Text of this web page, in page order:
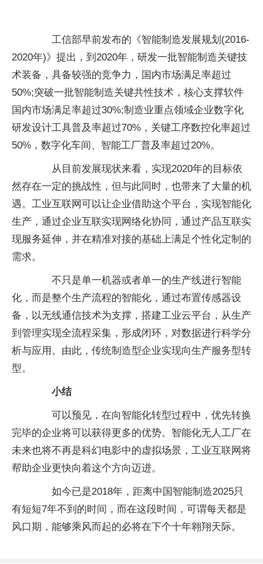
工信部早前发布的《智能制造发展规划(2016-
2020年)》提出，到2020年，研发一批智能制造关键技
术装备，具备较强的竞争力，国内市场满足率超过
50%;突破一批智能制造关键共性技术，核心支撑软件
国内市场满足率超过30%;制造业重点领域企业数字化
研发设计工具普及率超过70%，关键工序数控化率超过
50%，数字化车间、智能工厂普及率超过20%。
从目前发展现状来看，实现2020年的目标依
然存在一定的挑战性，但与此同时，也带来了大量的机
遇。工业互联网可以让企业借助这个平台，实现智能化
生产，通过企业互联实现网络化协同，通过产品互联实
现服务延伸，并在精准对接的基础上满足个性化定制的
需求。
不只是单一机器或者单一的生产线进行智能
化，而是整个生产流程的智能化，通过布置传感器设
备，以无线通信技术为支撑，搭建工业云平台，从生产
到管理实现全流程采集，形成闭环，对数据进行科学分
析与应用。由此，传统制造型企业实现向生产服务型转
型。
小结
可以预见，在向智能化转型过程中，优先转换
完毕的企业将可以获得更多的优势。智能化无人工厂在
未来也将不再是科幻电影中的虚拟场景，工业互联网将
帮助企业更快向着这个方向迈进。
如今已是2018年，距离中国智能制造2025只
有短短7年不到的时间，而在这段时间，可谓每天都是
风口期，能够乘风而起的必将在下个十年翱翔天际。